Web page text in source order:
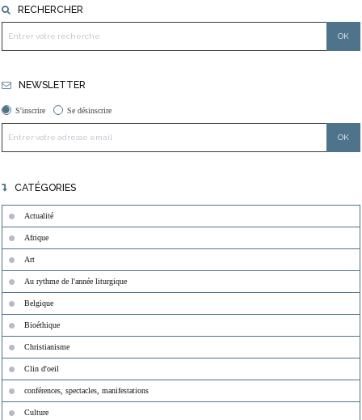
RECHERCHER
NEWSLETTER
S'inscrire Se désinscrire
CATÉGORIES
Actualité
Afrique
Art
Au rythme de l'année liturgique
Belgique
Bioéthique
Christianisme
Clin d'oeil
conférences, spectacles, manifestations
Culture